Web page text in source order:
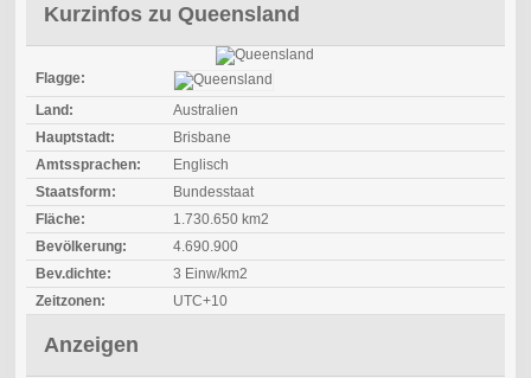
Kurzinfos zu Queensland
Flagge:
Land:
Australien
Hauptstadt:
Brisbane
Amtssprachen:
Englisch
Staatsform:
Bundesstaat
Fläche:
1.730.650 km2
Bevölkerung:
4.690.900
Bev.dichte:
3 Einw/km2
Zeitzonen:
UTC+10
Anzeigen